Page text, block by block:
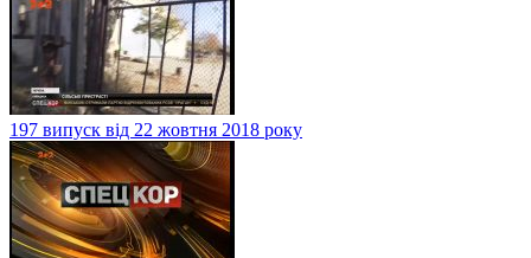
197 випуск від 22 жовтня 2018 року